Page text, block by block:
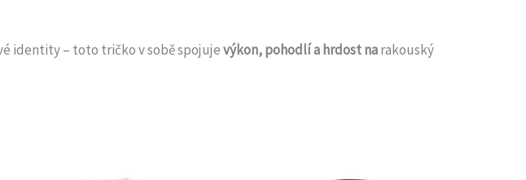
identity – toto tričko v sobě spojujevýkon, pohodlí a hrdost narakouský